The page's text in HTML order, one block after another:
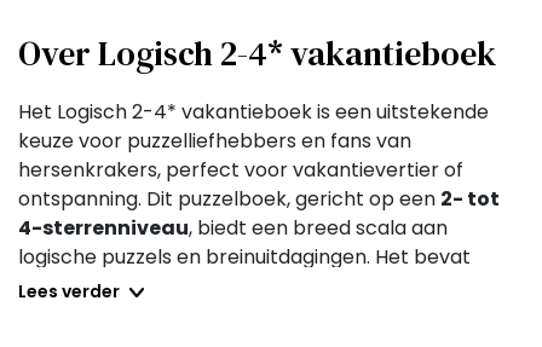
Over Logisch 2-4* vakantieboek
Het Logisch 2-4* vakantieboek is een uitstekende
keuze voor puzzelliefhebbers en fans van
hersenkrakers, perfect voor vakantievertier of
ontspanning. Dit puzzelboek, gericht op een 2- tot
4-sterrenniveau, biedt een breed scala aan
logische puzzels en breinuitdagingen. Het bevat
diverse puzzelsoorten
Lees verder